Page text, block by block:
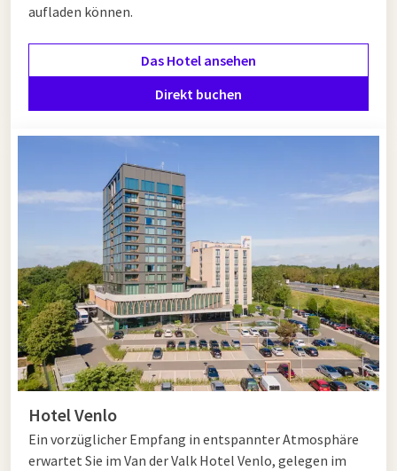
aufladen können.
Das Hotel ansehen
Direkt buchen
Hotel Venlo
Ein vorzüglicher Empfang in entspannter Atmosphäre
erwartet Sie im Van der Valk Hotel Venlo, gelegen im